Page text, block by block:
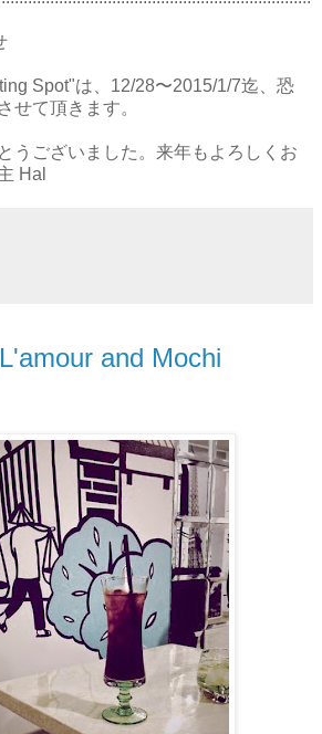
Spot"は、12/28〜2015/1/7迄、恐
せて頂きます。
うございました。来年もよろしくお
Hal
and Mochi